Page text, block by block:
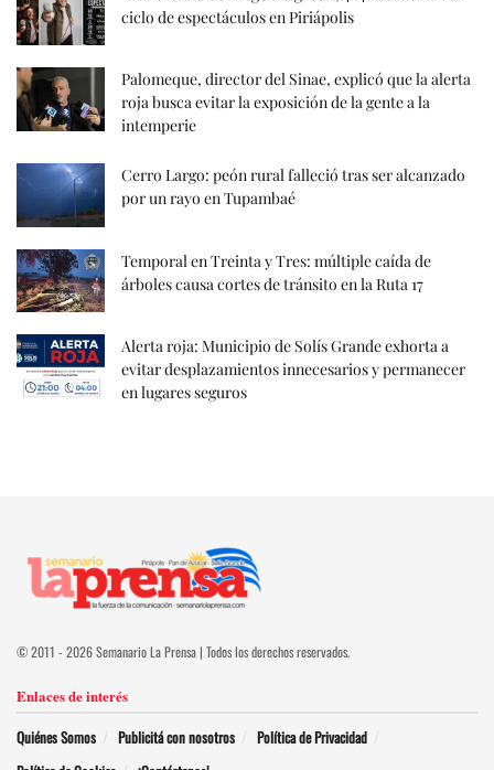
ciclo de espectáculos en Piriápolis
Palomeque, director del Sinae, explicó que la alerta
roja busca evitar la exposición de la gente a la
intemperie
Cerro Largo: peón rural falleció tras ser alcanzado
por un rayo en Tupambaé
Temporal en Treinta y Tres: múltiple caída de
árboles causa cortes de tránsito en la Ruta 17
Alerta roja: Municipio de Solís Grande exhorta a
evitar desplazamientos innecesarios y permanecer
en lugares seguros
© 2011 - 2026 Semanario La Prensa | Todos los derechos reservados.
Enlaces de interés
Quiénes Somos Publicitá con nosotros
Política de Privacidad